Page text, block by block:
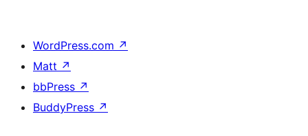
WordPress.com ↗
Matt ↗
bbPress ↗
BuddyPress ↗